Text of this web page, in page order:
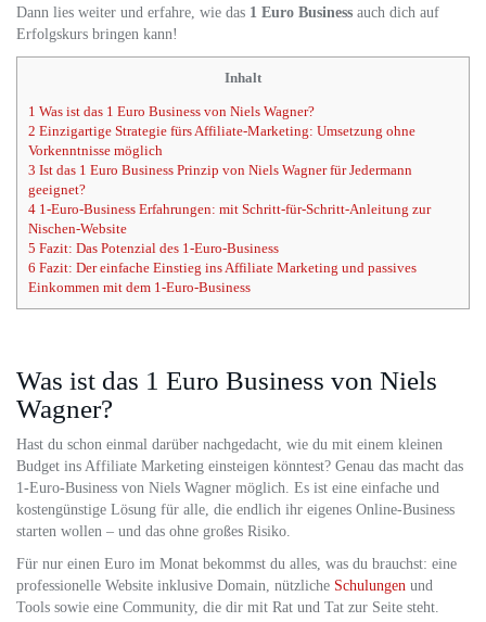
Dann lies weiter und erfahre, wie das 1 Euro Business auch dich auf
Erfolgskurs bringen kann!
Inhalt
1 Was ist das 1 Euro Business von Niels Wagner?
2 Einzigartige Strategie fürs Affiliate-Marketing: Umsetzung ohne
Vorkenntnisse möglich
3 Ist das 1 Euro Business Prinzip von Niels Wagner für Jedermann
geeignet?
4 1-Euro-Business Erfahrungen: mit Schritt-für-Schritt-Anleitung zur
Nischen-Website
5 Fazit: Das Potenzial des 1-Euro-Business
6 Fazit: Der einfache Einstieg ins Affiliate Marketing und passives
Einkommen mit dem 1-Euro-Business
Was ist das 1 Euro Business von Niels
Wagner?
Hast du schon einmal darüber nachgedacht, wie du mit einem kleinen
Budget ins Affiliate Marketing einsteigen könntest? Genau das macht das
1-Euro-Business von Niels Wagner möglich. Es ist eine einfache und
kostengünstige Lösung für alle, die endlich ihr eigenes Online-Business
starten wollen – und das ohne großes Risiko.
Für nur einen Euro im Monat bekommst du alles, was du brauchst: eine
professionelle Website inklusive Domain, nützliche Schulungen und
Tools sowie eine Community, die dir mit Rat und Tat zur Seite steht.